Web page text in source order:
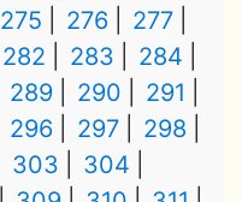
275 276
277
282 283
284
289 290
291
296 297
298
303
304